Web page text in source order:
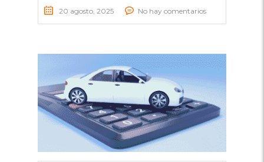
20 agosto, 2025 No hay comentarios